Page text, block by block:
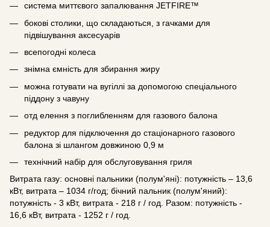
система миттєвого запалювання JETFIRE™
бокові столики, що складаються, з гачками для
підвішування аксесуарів
всепогодні колеса
знімна ємність для збирання жиру
можна готувати на вугіллі за допомогою спеціального
піддону з чавуну
отд елення з поглибленням для газового балона
редуктор для підключення до стаціонарного газового
балона зі шлангом довжиною 0,9 м
технічний набір для обслуговування гриля
Витрата газу: основні пальники (полум'яні): потужність – 13,6
кВт, витрата – 1034 г/год; бічний пальник (полум'яний):
потужність - 3 кВт, витрата - 218 г / год. Разом: потужність -
16,6 кВт, витрата - 1252 г / год.